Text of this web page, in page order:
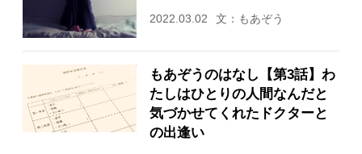
2022.03.02 文：もあぞう
もあぞうのはなし【第3話】わ
たしはひとりの人間なんだと
気づかせてくれたドクターと
の出逢い